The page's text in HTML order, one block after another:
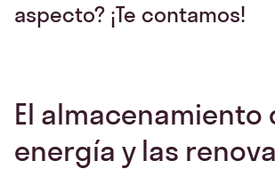
aspecto? ¡Te contamos!
El almacenamiento
energía y las